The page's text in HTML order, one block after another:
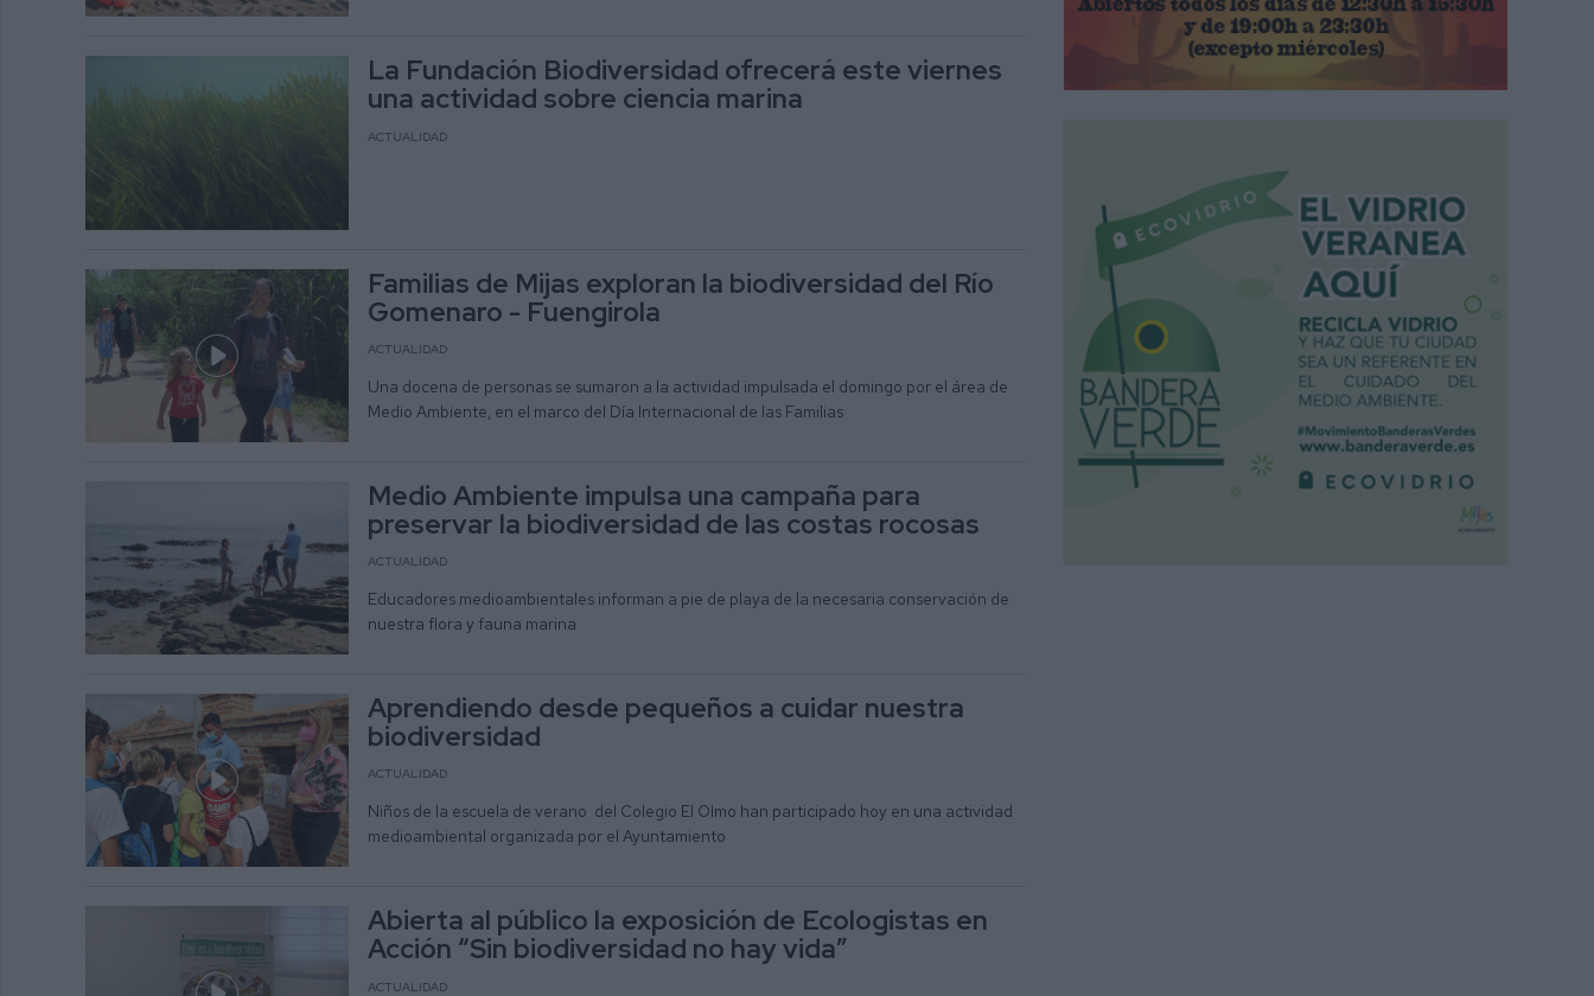
La Fundación Biodiversidad ofrecerá este viernes
una actividad sobre ciencia marina
ACTUALIDAD
Familias de Mijas exploran la biodiversidad del Río
Gomenaro - Fuengirola
ACTUALIDAD
Una docena de personas se sumaron a la actividad impulsada el domingo por el área de
Medio Ambiente, en el marco del Día Internacional de las Familias
Medio Ambiente impulsa una campaña para
preservar la biodiversidad de las costas rocosas
ACTUALIDAD
Educadores medioambientales informan a pie de playa de la necesaria conservación de
nuestra flora y fauna marina
Aprendiendo desde pequeños a cuidar nuestra
biodiversidad
ACTUALIDAD
Niños de la escuela de verano del Colegio El Olmo han participado hoy en una actividad
medioambiental organizada por el Ayuntamiento
Abierta al público la exposición de Ecologistas en
Acción “Sin biodiversidad no hay vida”
ACTUALIDAD